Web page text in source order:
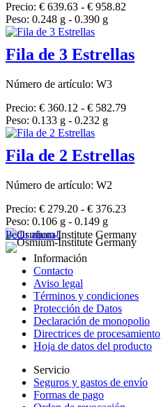
Precio: € 639.63 - € 958.82
Peso: 0.248 g - 0.390 g
Fila de 3 Estrellas
Número de artículo: W3
Precio: € 360.12 - € 582.79
Peso: 0.133 g - 0.232 g
Fila de 2 Estrellas
Número de artículo: W2
Precio: € 279.20 - € 376.23
Peso: 0.106 g - 0.149 g
Pedir ahora!
Información
Contacto
Aviso legal
Términos y condiciones
Protección de Datos
Declaración de monopolio
Directrices de procesamiento
Hoja de datos del producto
Servicio
Seguros y gastos de envío
Formas de pago